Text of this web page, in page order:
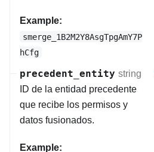
Example:
smerge_1B2M2Y8AsgTpgAmY7P
hCfg
precedent_entity string
ID de la entidad precedente
que recibe los permisos y
datos fusionados.
Example: